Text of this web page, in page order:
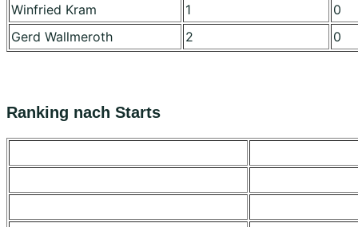
Winfried Kram
1
0
Gerd Wallmeroth
2 0
Ranking nach Starts